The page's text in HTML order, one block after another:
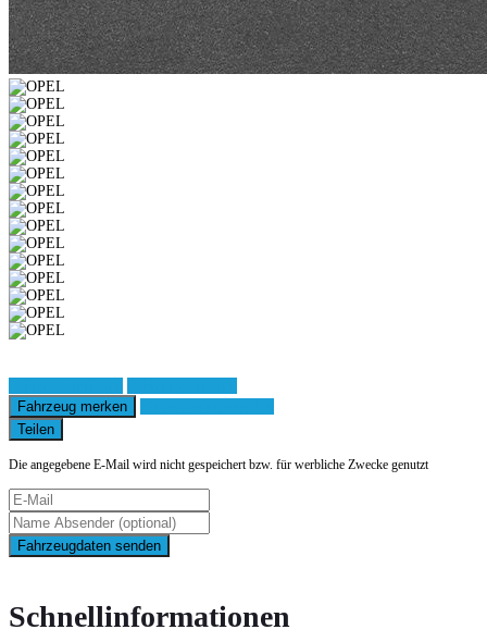
Fahrzeug merken
Teilen
Die angegebene E-Mail wird nicht gespeichert bzw. für werbliche Zwecke genutzt
Fahrzeugdaten senden
Schnellinformationen